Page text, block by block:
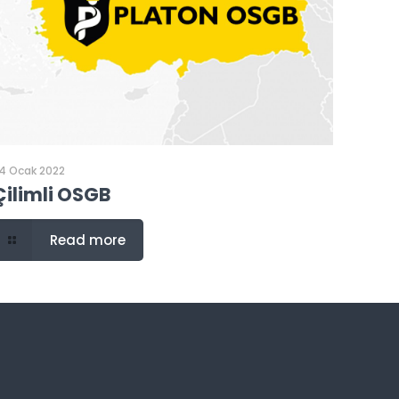
Ocak 2022
OSGB
Read more